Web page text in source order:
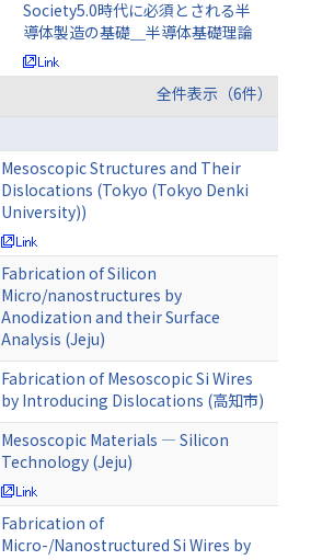
Society5.0時代に必須とされる半
導体製造の基礎＿半導体基礎理論
全件表示（6件）
Mesoscopic Structures and Their
Dislocations (Tokyo (Tokyo Denki
University))
Fabrication of Silicon
Micro/nanostructures by
Anodization and their Surface
Analysis (Jeju)
Fabrication of Mesoscopic Si Wires
by Introducing Dislocations (高知市)
Mesoscopic Materials ― Silicon
Technology (Jeju)
Fabrication of
Micro-/Nanostructured Si Wires by